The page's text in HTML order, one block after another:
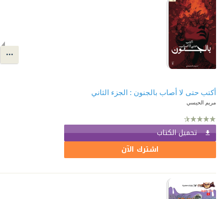
أكتب حتى لا أصاب بالجنون : الجزء الثاني
مريم الحيسي
تحميل الكتاب
اشترك الآن